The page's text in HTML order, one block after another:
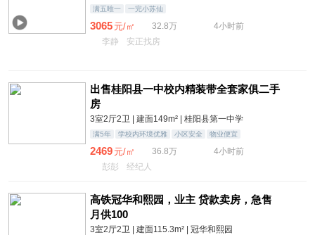
满五唯一 一完小苏仙
3065 元/㎡ 32.8万
4小时前
李静
安正找房
出售桂阳县一中校内精装带全套家俱二手
房
3室2厅2卫 | 建面149m² | 桂阳县第一中学
满5年 学校内环境优雅 小区安全 物业便宜
2469 元/㎡ 36.8万
4小时前
彭彭
经纪人
高铁冠华和熙园，业主 贷款卖房，急售
月供100
3室2厅2卫 | 建面115.3m² | 冠华和熙园